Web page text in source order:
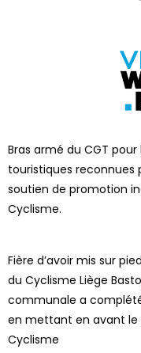
Bras armé du CGT
touristiques reconnues
soutien de promotion
Cyclisme.
Fière d’avoir mis sur
du Cyclisme Liège
communale a
en mettant en avant le
Cyclisme